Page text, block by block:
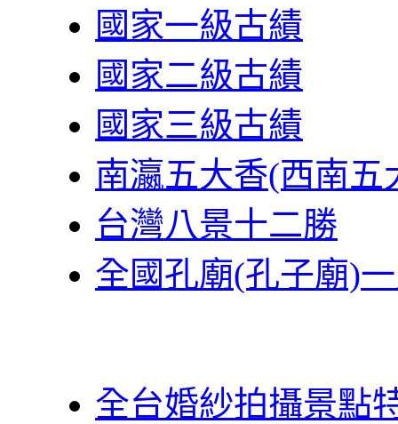
國家一級古績
國家二級古績
國家三級古績
南瀛五大香(西南五
台灣八景十二勝
全國孔廟(孔子廟)
全台婚紗拍攝景點